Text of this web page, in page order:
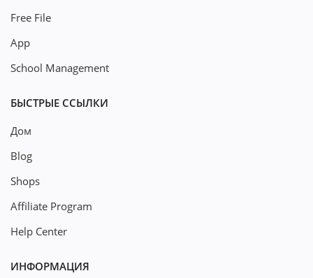
Free File
App
School Management
БЫСТРЫЕ ССЫЛКИ
Дом
Blog
Shops
Affiliate Program
Help Center
ИНФОРМАЦИЯ